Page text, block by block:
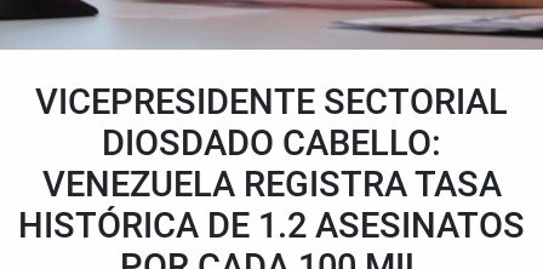
VICEPRESIDENTE SECTORIAL
DIOSDADO CABELLO:
VENEZUELA REGISTRA TASA
HISTÓRICA DE 1.2 ASESINATOS